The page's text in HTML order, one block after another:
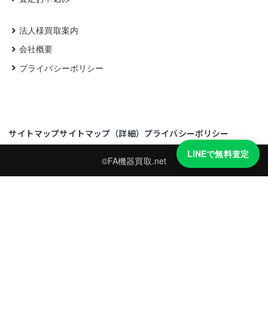
法人様買取案内
会社概要
プライバシーポリシー
サイトマップサイトマップ（詳細） プライバシーポリシー
©FA機器買取.net
LINEで無料査定